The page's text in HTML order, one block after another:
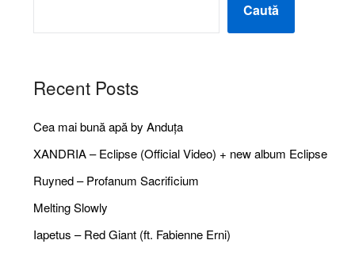
Caută
Recent Posts
Cea mai bună apă by Anduța
XANDRIA – Eclipse (Official Video) + new album Eclipse
Ruyned – Profanum Sacrificium
Melting Slowly
Iapetus – Red Giant (ft. Fabienne Erni)